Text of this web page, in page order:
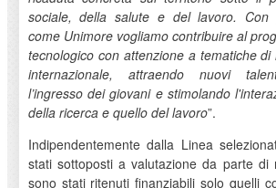
sociale, della salute e del lavoro. Con
come Unimore vogliamo contribuire al
tecnologico con attenzione a tematiche
internazionale, attraendo nuovi
l’ingresso dei giovani e stimolando
della ricerca e quello del lavoro”.
Indipendentemente dalla Linea
stati sottoposti a valutazione da parte di
sono stati ritenuti finanziabili solo quelli